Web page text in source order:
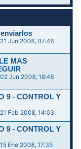
21 Jun 2008, 07:46
MAS
02 Jun 2008, 18:48
9 - CONTROL Y
21 Feb 2008, 14:03
9 - CONTROL Y
15 Ene 2008, 17:35